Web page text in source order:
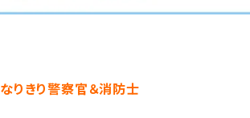
なりきり警察官＆消防士